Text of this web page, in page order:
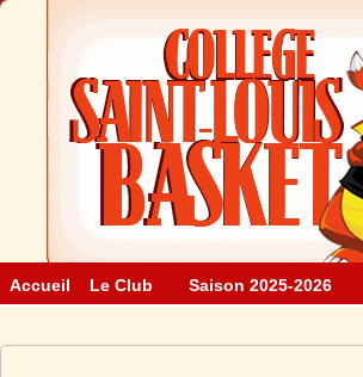
Accueil Le Club Saison 2025-2026